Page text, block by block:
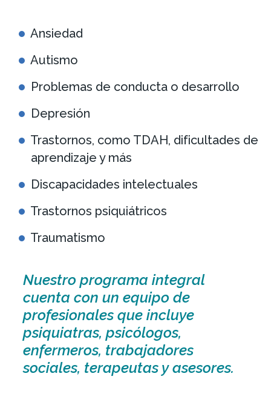
Ansiedad
Autismo
Problemas de conducta o desarrollo
Depresión
Trastornos, como TDAH, dificultades de
aprendizaje y más
Discapacidades intelectuales
Trastornos psiquiátricos
Traumatismo
Nuestro programa integral
cuenta con un equipo de
profesionales que incluye
psiquiatras, psicólogos,
enfermeros, trabajadores
sociales, terapeutas y asesores.